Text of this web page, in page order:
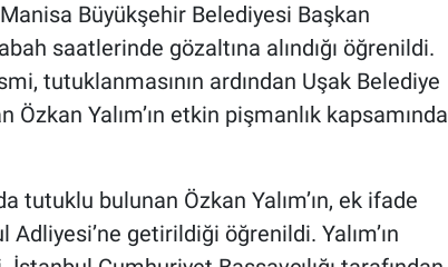
Büyükşehir Belediyesi Başkan
saatlerinde gözaltına alındığı öğrenildi.
tutuklanmasının ardından Uşak Belediye
Özkan Yalım’ın etkin pişmanlık kapsamında
tutuklu bulunan Özkan Yalım’ın, ek ifade
getirildiği öğrenildi. Yalım’ın